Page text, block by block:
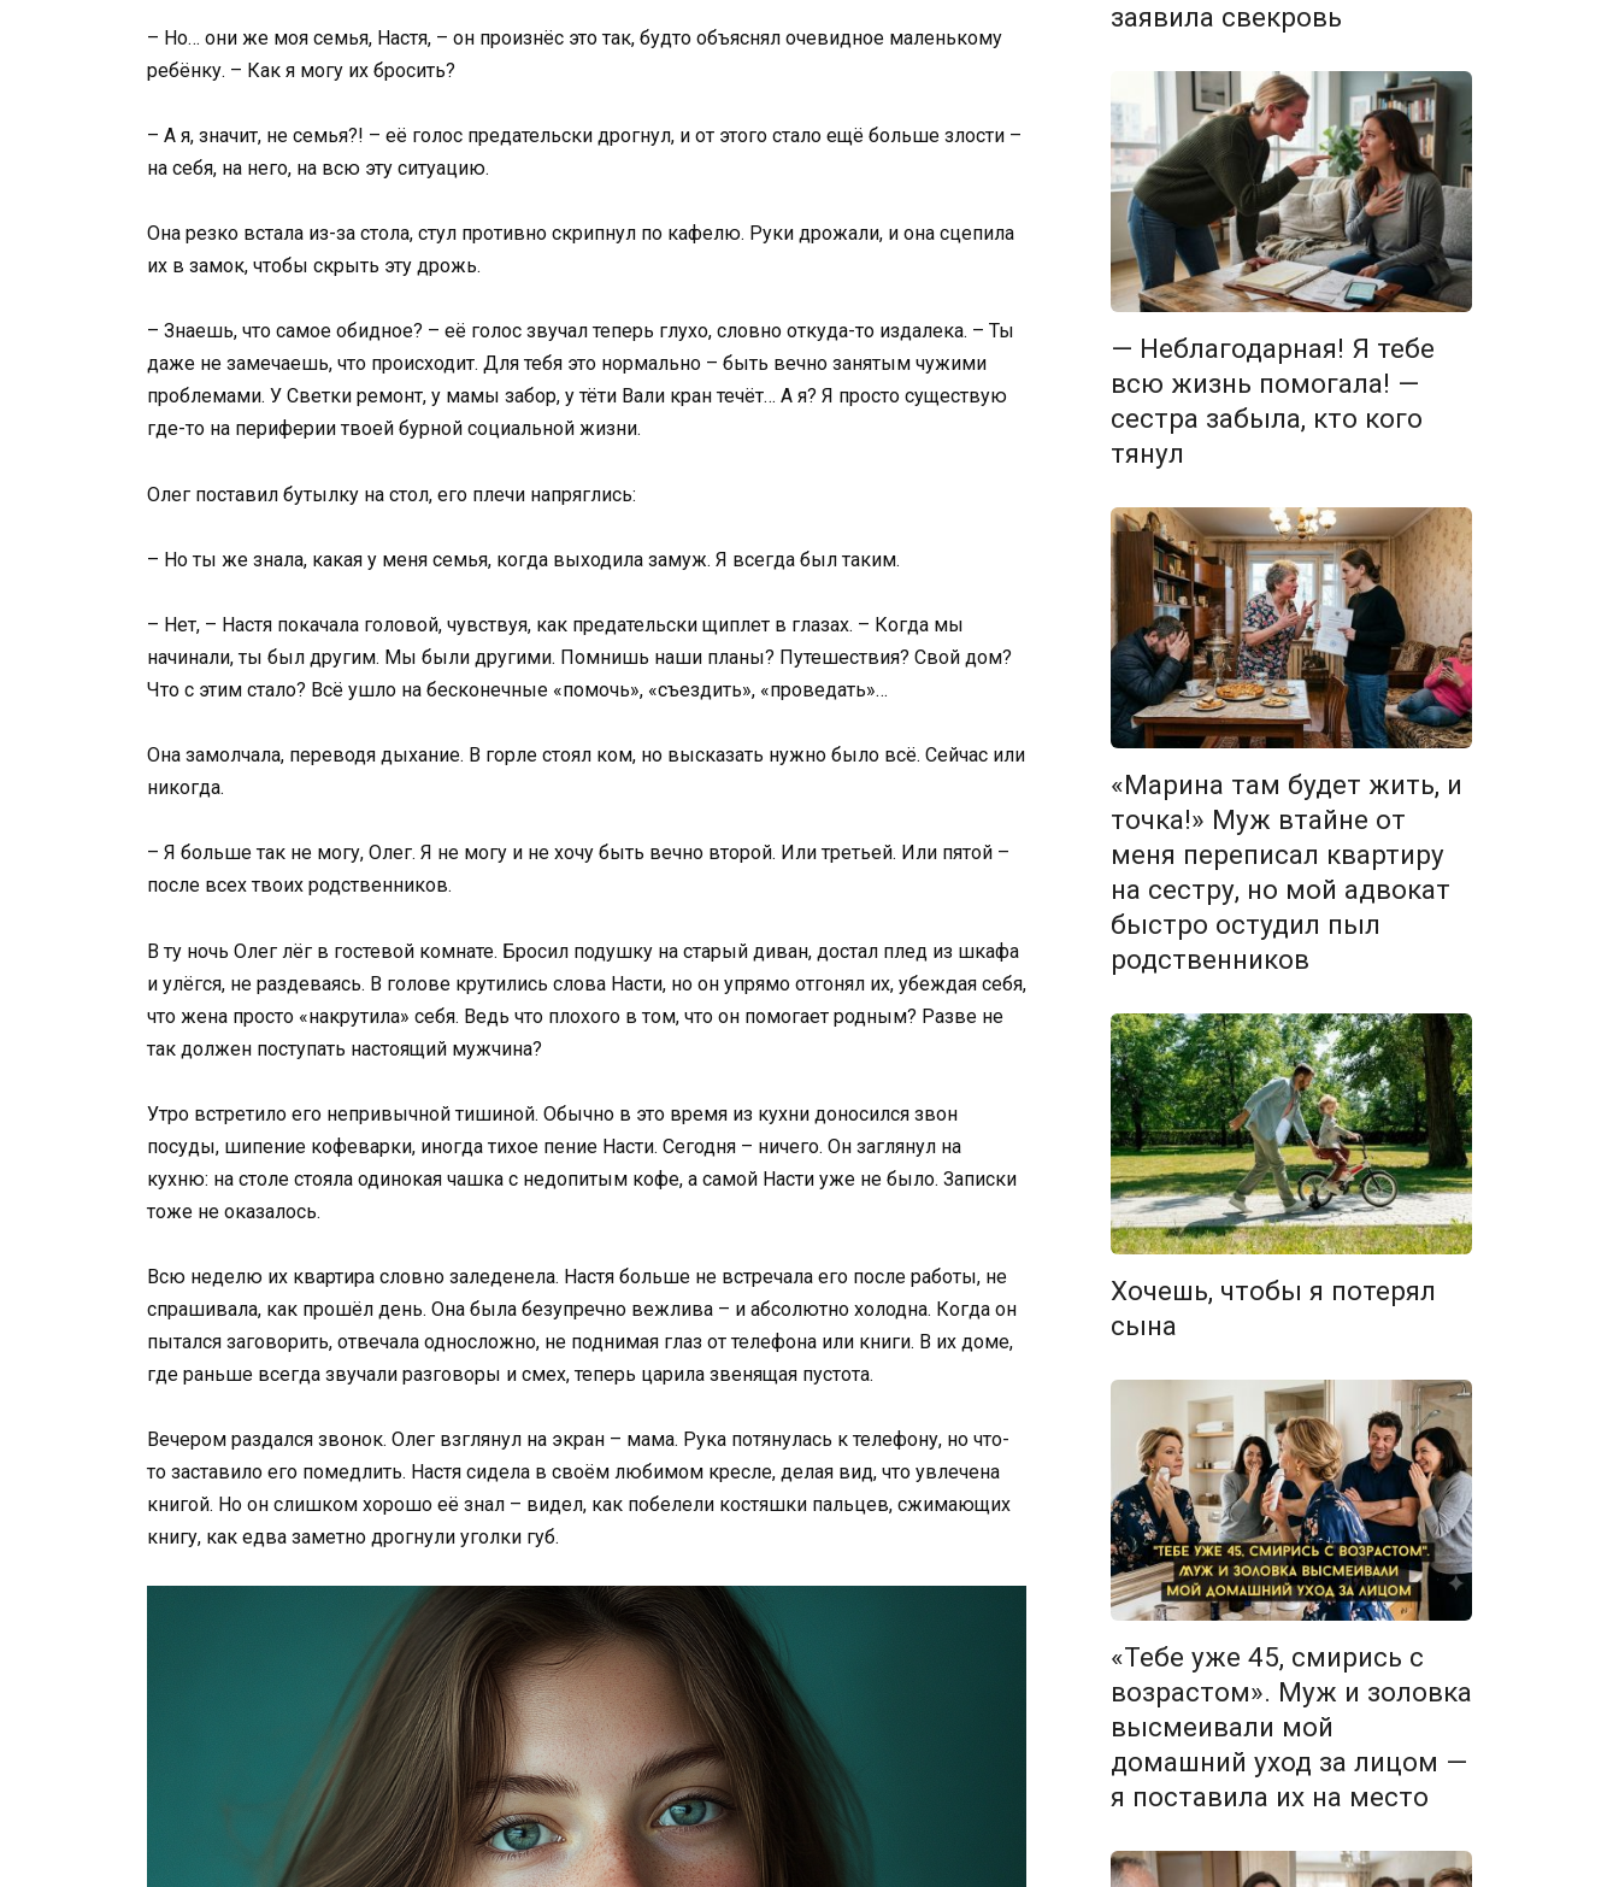
– Но… они же моя семья, Настя, – он произнёс это так, будто объяснял очевидное маленькому
ребёнку. – Как я могу их бросить?
– А я, значит, не семья?! – её голос предательски дрогнул, и от этого стало ещё больше злости –
на себя, на него, на всю эту ситуацию.
Она резко встала из-за стола, стул противно скрипнул по кафелю. Руки дрожали, и она сцепила
их в замок, чтобы скрыть эту дрожь.
– Знаешь, что самое обидное? – её голос звучал теперь глухо, словно откуда-то издалека. – Ты
даже не замечаешь, что происходит. Для тебя это нормально – быть вечно занятым чужими
проблемами. У Светки ремонт, у мамы забор, у тёти Вали кран течёт… А я? Я просто существую
где-то на периферии твоей бурной социальной жизни.
Олег поставил бутылку на стол, его плечи напряглись:
– Но ты же знала, какая у меня семья, когда выходила замуж. Я всегда был таким.
– Нет, – Настя покачала головой, чувствуя, как предательски щиплет в глазах. – Когда мы
начинали, ты был другим. Мы были другими. Помнишь наши планы? Путешествия? Свой дом?
Что с этим стало? Всё ушло на бесконечные «помочь», «съездить», «проведать»…
Она замолчала, переводя дыхание. В горле стоял ком, но высказать нужно было всё. Сейчас или
никогда.
– Я больше так не могу, Олег. Я не могу и не хочу быть вечно второй. Или третьей. Или пятой –
после всех твоих родственников.
В ту ночь Олег лёг в гостевой комнате. Бросил подушку на старый диван, достал плед из шкафа
и улёгся, не раздеваясь. В голове крутились слова Насти, но он упрямо отгонял их, убеждая себя,
что жена просто «накрутила» себя. Ведь что плохого в том, что он помогает родным? Разве не
так должен поступать настоящий мужчина?
Утро встретило его непривычной тишиной. Обычно в это время из кухни доносился звон
посуды, шипение кофеварки, иногда тихое пение Насти. Сегодня – ничего. Он заглянул на
кухню: на столе стояла одинокая чашка с недопитым кофе, а самой Насти уже не было. Записки
тоже не оказалось.
Всю неделю их квартира словно заледенела. Настя больше не встречала его после работы, не
спрашивала, как прошёл день. Она была безупречно вежлива – и абсолютно холодна. Когда он
пытался заговорить, отвечала односложно, не поднимая глаз от телефона или книги. В их доме,
где раньше всегда звучали разговоры и смех, теперь царила звенящая пустота.
Вечером раздался звонок. Олег взглянул на экран – мама. Рука потянулась к телефону, но что-
то заставило его помедлить. Настя сидела в своём любимом кресле, делая вид, что увлечена
книгой. Но он слишком хорошо её знал – видел, как побелели костяшки пальцев, сжимающих
книгу, как едва заметно дрогнули уголки губ.
заявила свекровь
— Неблагодарная! Я тебе
всю жизнь помогала! —
сестра забыла, кто кого
тянул
«Марина там будет жить, и
точка!» Муж втайне от
меня переписал квартиру
на сестру, но мой адвокат
быстро остудил пыл
родственников
Хочешь, чтобы я потерял
сына
«Тебе уже 45, смирись с
возрастом». Муж и золовка
высмеивали мой
домашний уход за лицом —
я поставила их на место